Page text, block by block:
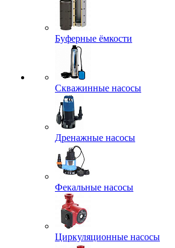
Буферные ёмкости
Скважинные насосы
Дренажные насосы
Фекальные насосы
Циркуляционные насосы